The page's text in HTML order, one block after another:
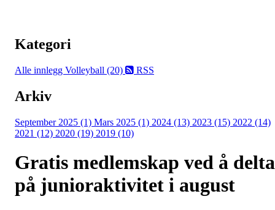
Kategori
Alle innlegg Volleyball (20) RSS
Arkiv
September 2025 (1) Mars 2025 (1) 2024 (13) 2023 (15) 2022 (14)
2021 (12) 2020 (19) 2019 (10)
Gratis medlemskap ved å delta
på junioraktivitet i august